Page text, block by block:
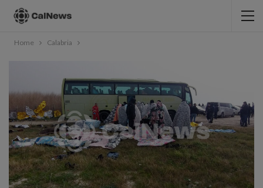
Home Calabria